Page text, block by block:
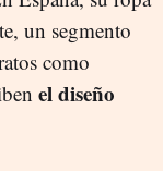
un segmento
como
el diseño